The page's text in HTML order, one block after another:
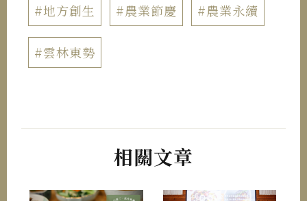
#地方創生 #農業節慶 #農業永續
#雲林東勢
相關文章